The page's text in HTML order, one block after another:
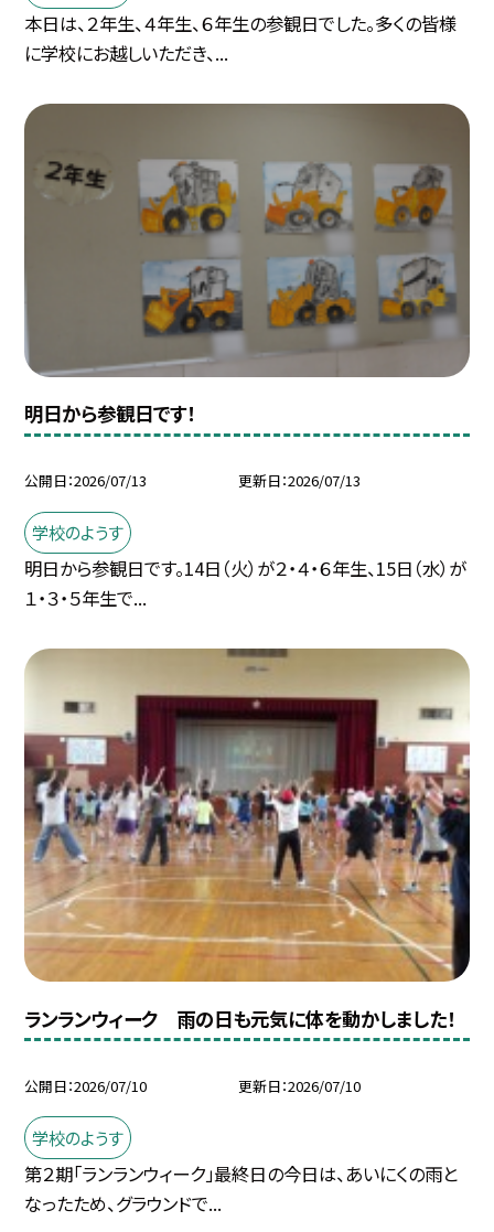
本日は、２年生、４年生、６年生の参観日でした。多くの皆様
に学校にお越しいただき、...
明日から参観日です！
公開日 2026/07/13 更新日 2026/07/13
学校のようす
明日から参観日です。14日（火）が２・４・６年生、15日（水）が
１・３・５年生で...
ランランウィーク 雨の日も元気に体を動かしました！
公開日 2026/07/10 更新日 2026/07/10
学校のようす
第２期「ランランウィーク」最終日の今日は、あいにくの雨と
なったため、グラウンドで...